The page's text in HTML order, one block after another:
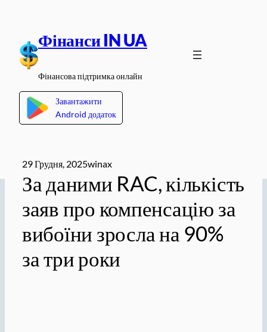
вмісту
Фінанси IN UA
Фінансова підтримка онлайн
Завантажити
Android додаток
29 Грудня, 2025winax
За даними RAC, кількість
заяв про компенсацію за
вибоїни зросла на 90%
за три роки